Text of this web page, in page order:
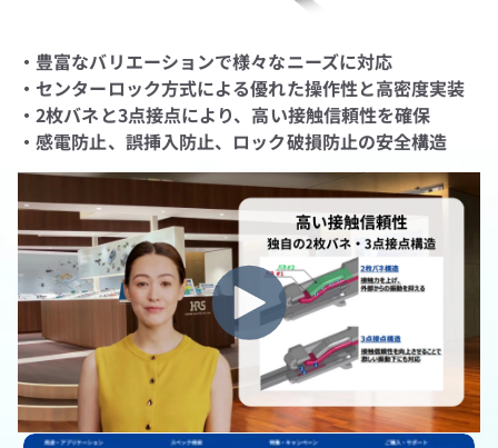
・ 豊富なバリエーションで様々なニーズに対応
・センターロック方式による優れた操作性と高密度実装
・2枚バネと3点接点により、高い接触信頼性を確保
・感電防止、誤挿入防止、ロック破損防止の安全構造